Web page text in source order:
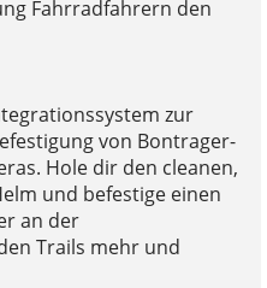
Fahrradfahrern den
zur
von Bontrager-
Hole dir den cleanen,
und befestige einen
an der
Trails mehr und